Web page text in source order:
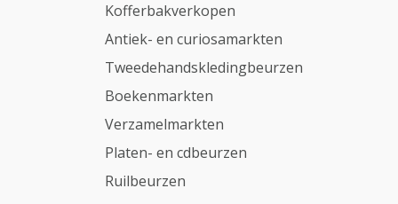
Kofferbakverkopen
Antiek- en curiosamarkten
Tweedehandskledingbeurzen
Boekenmarkten
Verzamelmarkten
Platen- en cdbeurzen
Ruilbeurzen